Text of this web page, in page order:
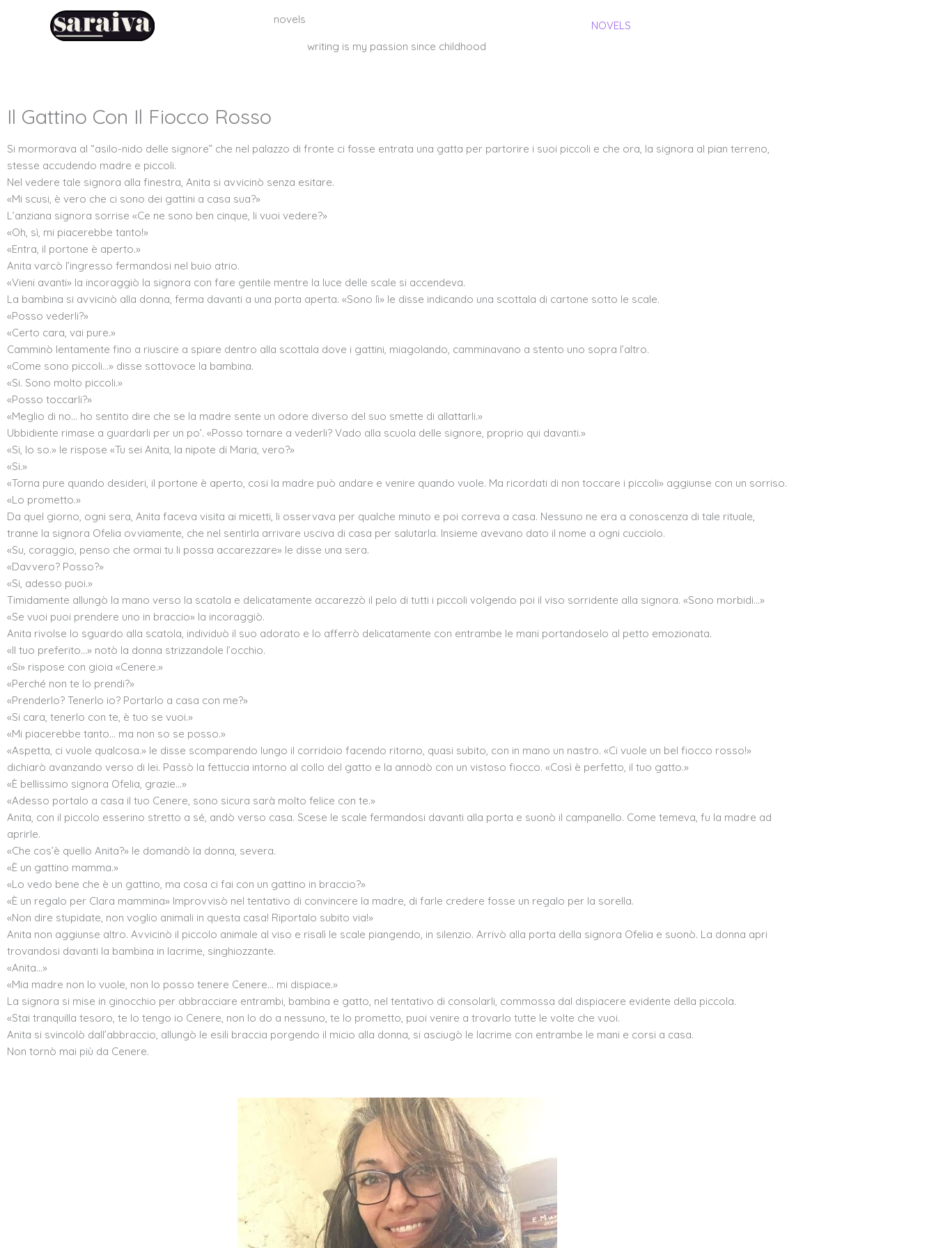
NOVELS
novels
writing is my passion since childhood
Il Gattino Con Il Fiocco Rosso
Si mormorava al “asilo-nido delle signore” che nel palazzo di fronte ci fosse entrata una gatta per partorire i suoi piccoli e che ora, la signora al pian terreno,
stesse accudendo madre e piccoli.
Nel vedere tale signora alla finestra, Anita si avvicinò senza esitare.
«Mi scusi, è vero che ci sono dei gattini a casa sua?»
L’anziana signora sorrise «Ce ne sono ben cinque, li vuoi vedere?»
«Oh, sì, mi piacerebbe tanto!»
«Entra, il portone è aperto.»
Anita varcò l’ingresso fermandosi nel buio atrio.
«Vieni avanti» la incoraggiò la signora con fare gentile mentre la luce delle scale si accendeva.
La bambina si avvicinò alla donna, ferma davanti a una porta aperta. «Sono lì» le disse indicando una scottala di cartone sotto le scale.
«Posso vederli?»
«Certo cara, vai pure.»
Camminò lentamente fino a riuscire a spiare dentro alla scottala dove i gattini, miagolando, camminavano a stento uno sopra l’altro.
«Come sono piccoli…» disse sottovoce la bambina.
«Si. Sono molto piccoli.»
«Posso toccarli?»
«Meglio di no… ho sentito dire che se la madre sente un odore diverso del suo smette di allattarli.»
Ubbidiente rimase a guardarli per un po’. «Posso tornare a vederli? Vado alla scuola delle signore, proprio qui davanti.»
«Si, lo so.» le rispose «Tu sei Anita, la nipote di Maria, vero?»
«Si.»
«Torna pure quando desideri, il portone è aperto, cosi la madre può andare e venire quando vuole. Ma ricordati di non toccare i piccoli» aggiunse con un sorriso.
«Lo prometto.»
Da quel giorno, ogni sera, Anita faceva visita ai micetti, li osservava per qualche minuto e poi correva a casa. Nessuno ne era a conoscenza di tale rituale,
tranne la signora Ofelia ovviamente, che nel sentirla arrivare usciva di casa per salutarla. Insieme avevano dato il nome a ogni cucciolo.
«Su, coraggio, penso che ormai tu li possa accarezzare» le disse una sera.
«Davvero? Posso?»
«Si, adesso puoi.»
Timidamente allungò la mano verso la scatola e delicatamente accarezzò il pelo di tutti i piccoli volgendo poi il viso sorridente alla signora. «Sono morbidi…»
«Se vuoi puoi prendere uno in braccio» la incoraggiò.
Anita rivolse lo sguardo alla scatola, individuò il suo adorato e lo afferrò delicatamente con entrambe le mani portandoselo al petto emozionata.
«Il tuo preferito…» notò la donna strizzandole l’occhio.
«Si» rispose con gioia «Cenere.»
«Perché non te lo prendi?»
«Prenderlo? Tenerlo io? Portarlo a casa con me?»
«Si cara, tenerlo con te, è tuo se vuoi.»
«Mi piacerebbe tanto… ma non so se posso.»
«Aspetta, ci vuole qualcosa.» le disse scomparendo lungo il corridoio facendo ritorno, quasi subito, con in mano un nastro. «Ci vuole un bel fiocco rosso!»
dichiarò avanzando verso di lei. Passò la fettuccia intorno al collo del gatto e la annodò con un vistoso fiocco. «Così è perfetto, il tuo gatto.»
«È bellissimo signora Ofelia, grazie…»
«Adesso portalo a casa il tuo Cenere, sono sicura sarà molto felice con te.»
Anita, con il piccolo esserino stretto a sé, andò verso casa. Scese le scale fermandosi davanti alla porta e suonò il campanello. Come temeva, fu la madre ad
aprirle.
«Che cos’è quello Anita?» le domandò la donna, severa.
«È un gattino mamma.»
«Lo vedo bene che è un gattino, ma cosa ci fai con un gattino in braccio?»
«È un regalo per Clara mammina» Improvvisò nel tentativo di convincere la madre, di farle credere fosse un regalo per la sorella.
«Non dire stupidate, non voglio animali in questa casa! Riportalo subito via!»
Anita non aggiunse altro. Avvicinò il piccolo animale al viso e risalì le scale piangendo, in silenzio. Arrivò alla porta della signora Ofelia e suonò. La donna apri
trovandosi davanti la bambina in lacrime, singhiozzante.
«Anita…»
«Mia madre non lo vuole, non lo posso tenere Cenere… mi dispiace.»
La signora si mise in ginocchio per abbracciare entrambi, bambina e gatto, nel tentativo di consolarli, commossa dal dispiacere evidente della piccola.
«Stai tranquilla tesoro, te lo tengo io Cenere, non lo do a nessuno, te lo prometto, puoi venire a trovarlo tutte le volte che vuoi.
Anita si svincolò dall’abbraccio, allungò le esili braccia porgendo il micio alla donna, si asciugò le lacrime con entrambe le mani e corsi a casa.
Non tornò mai più da Cenere.